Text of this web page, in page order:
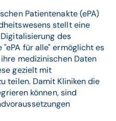
Patientenakte (ePA)
stellt eine
des
für alle" ermöglicht es
medizinischen Daten
gezielt mit
teilen. Damit Kliniken die
können, sind